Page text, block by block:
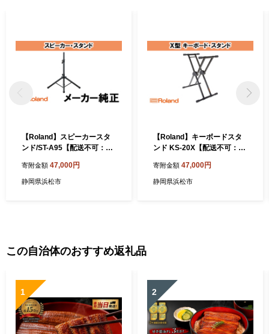
【Roland】スピーカースタ
ンド/ST-A95【配送不可：離
寄附金額 47,000円
静岡県浜松市
【Roland】キーボードスタ
ンド KS-20X【配送不可：離
寄附金額 47,000円
静岡県浜松市
この自治体のおすすめ返礼品
1 2